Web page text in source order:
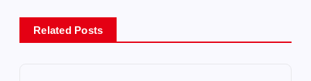
Related Posts